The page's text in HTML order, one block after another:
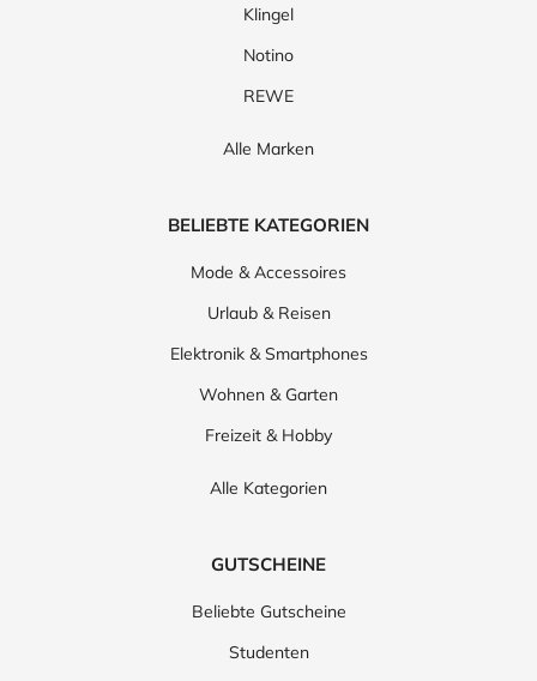
Free2move
Free Now
Klingel
Notino
REWE
Alle Marken
BELIEBTE KATEGORIEN
Mode & Accessoires
Urlaub & Reisen
Elektronik & Smartphones
Wohnen & Garten
Freizeit & Hobby
Alle Kategorien
GUTSCHEINE
Beliebte Gutscheine
Studenten